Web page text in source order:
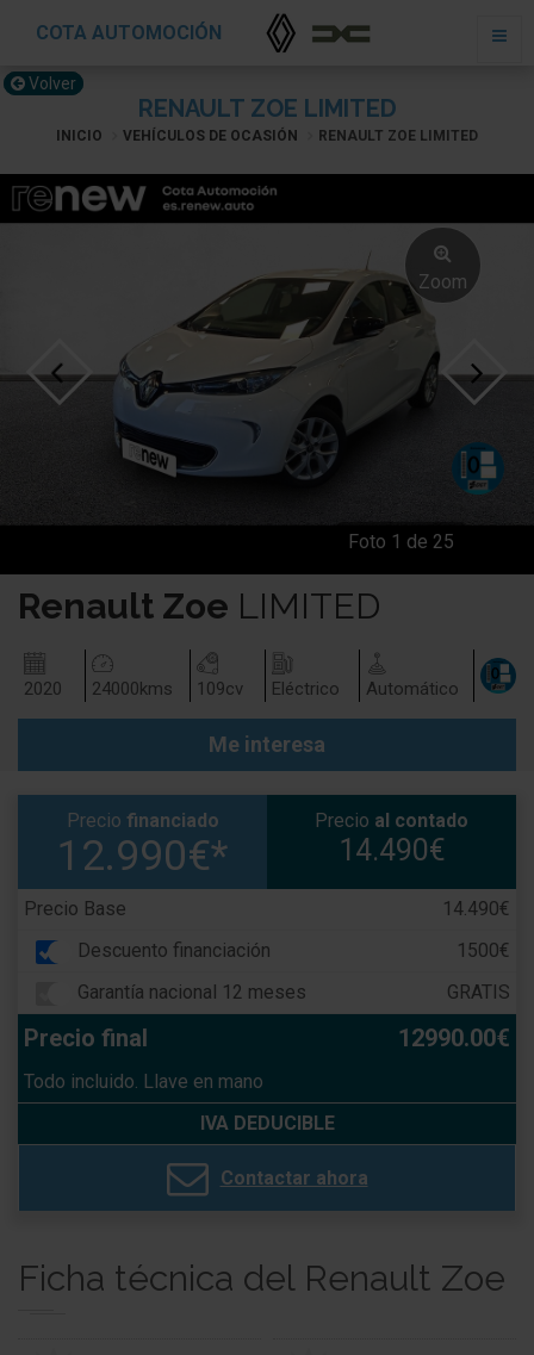
COTA AUTOMOCIÓN
RENAULT ZOE LIMITED
Volver
INICIO VEHÍCULOS DE OCASIÓN RENAULT ZOE LIMITED
Zoom
Foto 1 de 25
Renault Zoe LIMITED
2020 24000kms 109cv Eléctrico Automático
Me interesa
Ficha técnica del Renault Zoe
Precio financiado
12.990€*
Precio al contado
14.490€
Precio Base
14.490€
Descuento financiación
1500€
Garantía nacional 12 meses
GRATIS
Precio final 12990.00€
Todo incluido. Llave en mano
IVA DEDUCIBLE
Contactar ahora